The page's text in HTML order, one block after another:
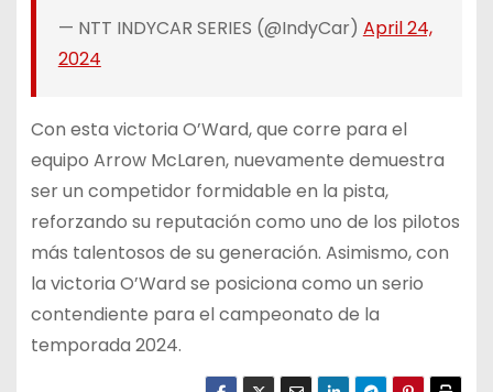
— NTT INDYCAR SERIES (@IndyCar) April 24,
2024
Con esta victoria O’Ward, que corre para el
equipo Arrow McLaren, nuevamente demuestra
ser un competidor formidable en la pista,
reforzando su reputación como uno de los pilotos
más talentosos de su generación. Asimismo, con
la victoria O’Ward se posiciona como un serio
contendiente para el campeonato de la
temporada 2024.